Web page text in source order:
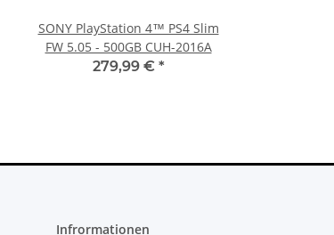
SONY PlayStation 4™ PS4 Slim
FW 5.05 - 500GB CUH-2016A
279,99 € *
Infrormationen